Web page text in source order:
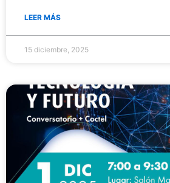
LEER MÁS
15 diciembre, 2025